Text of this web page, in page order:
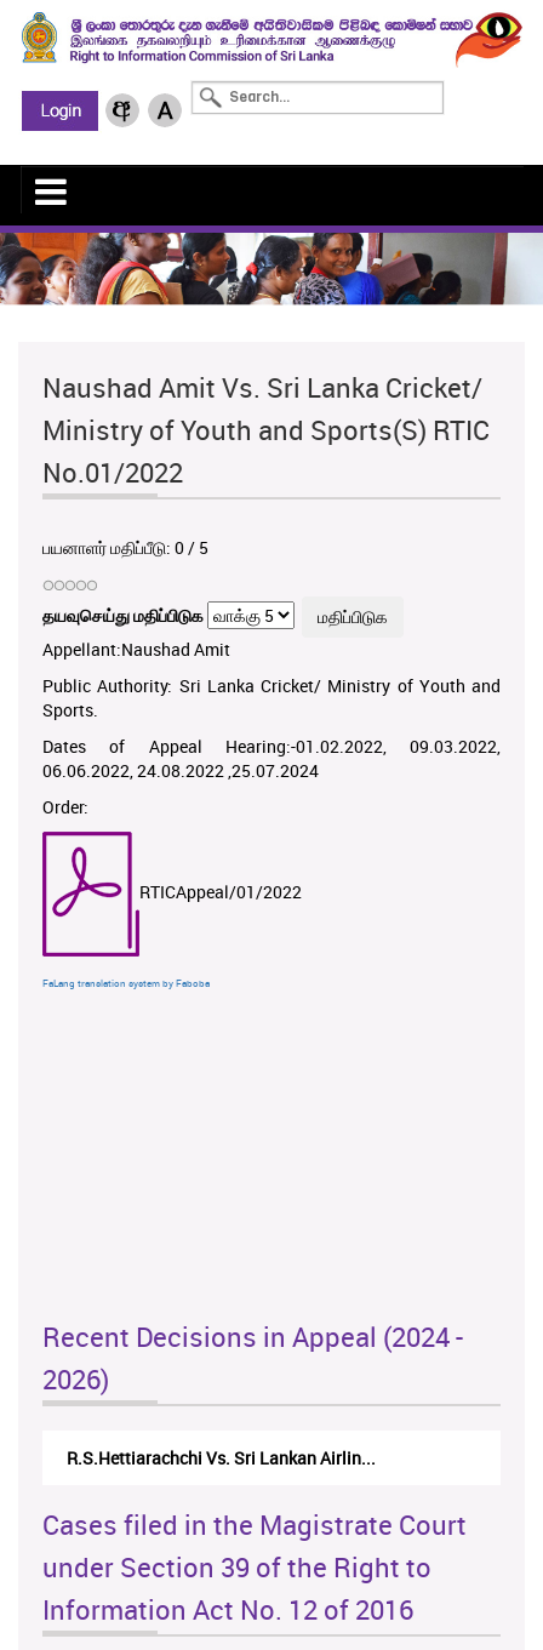
Naushad Amit Vs. Sri Lanka Cricket/
Ministry of Youth and Sports(S) RTIC
No.01/2022
பயனாளர் மதிப்பீடு: 0/ 5
தயவுசெய்து மதிப்பிடுக
Appellant:Naushad Amit
Public Authority: Sri Lanka Cricket/ Ministry of Youth and
Sports.
Dates of Appeal Hearing:-01.02.2022, 09.03.2022,
06.06.2022, 24.08.2022 ,25.07.2024
Order:
RTICAppeal/01/2022
FaLang translation system by Faboba
Recent Decisions in Appeal (2024 -
2026)
N.Kodituwakku Vs. Attorney General's De...
Cases filed in the Magistrate Court
under Section 39 of the Right to
Information Act No. 12 of 2016